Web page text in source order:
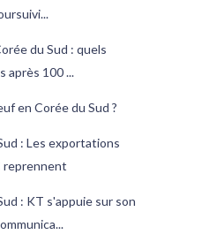
du Sud : quels
après 100 ...
en Corée du Sud ?
: Les exportations
reprennent
: KT s'appuie sur son